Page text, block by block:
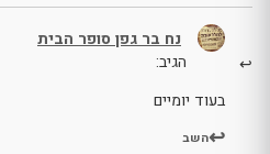
נח בר גפן סופר הבית
הגיב:
בעוד יומיים
השב